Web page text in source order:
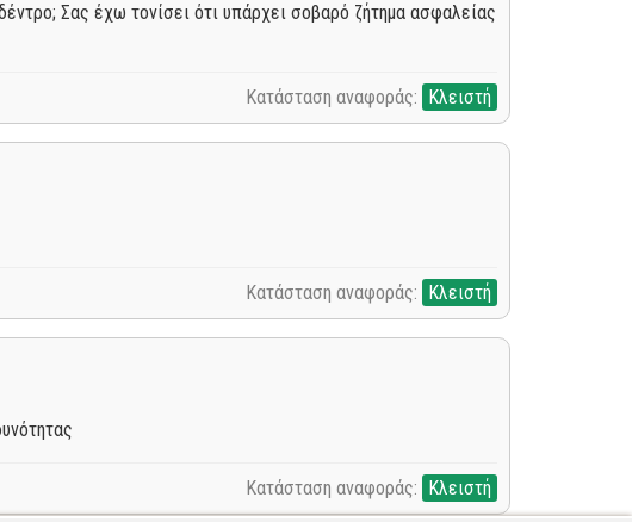
Σας έχω τονίσει ότι υπάρχει σοβαρό ζήτημα ασφαλείας
Κατάσταση αναφοράς: Κλειστή
Κατάσταση αναφοράς: Κλειστή
Κατάσταση αναφοράς: Κλειστή